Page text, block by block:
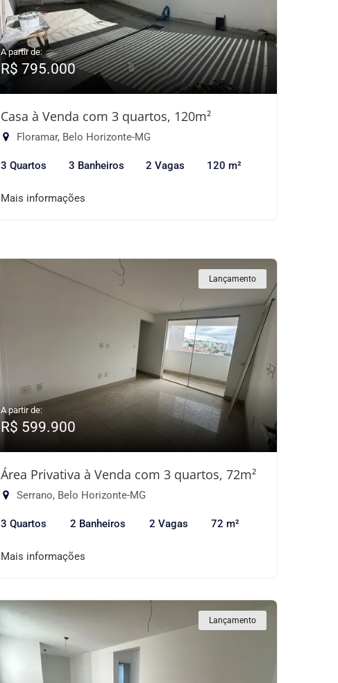
A partir de:
R$ 795.000
Casa à Venda com 3 quartos, 120m²
Floramar, Belo Horizonte-MG
3 Quartos 3 Banheiros 2 Vagas 120 m²
Mais informações
Lançamento
A partir de:
R$ 599.900
Área Privativa à Venda com 3 quartos, 72m²
Serrano, Belo Horizonte-MG
3 Quartos 2 Banheiros 2 Vagas 72 m²
Mais informações
Lançamento